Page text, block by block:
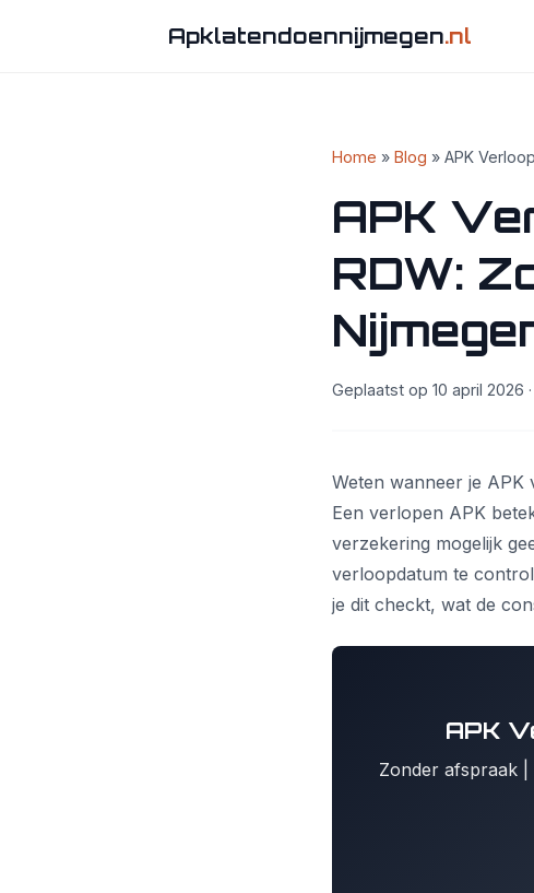
Apklatendoennijmegen.nl
Home » Blog » APK
APK
RDW:
Geplaatst op 10 april 2026
Weten wanneer je APK
Een verlopen APK
verzekering mogelijk
verloopdatum te
je dit checkt, wat de
APK
Zonder afspraak